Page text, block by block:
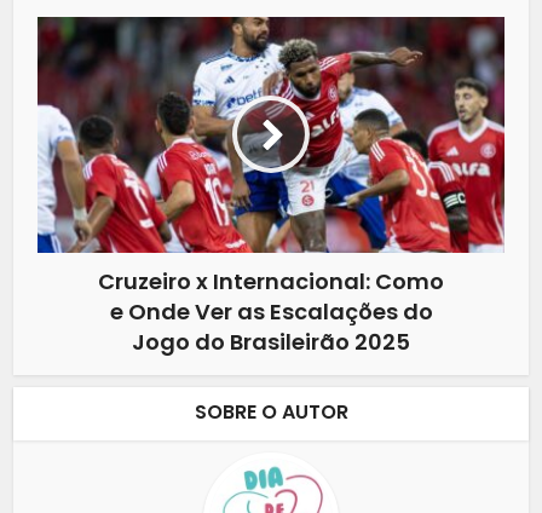
Cruzeiro x Internacional: Como
e Onde Ver as Escalações do
Jogo do Brasileirão 2025
SOBRE O AUTOR